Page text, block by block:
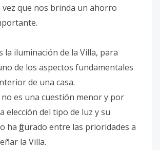
vez que nos brinda un ahorro
la iluminación de la Villa, para
de los aspectos fundamentales
de una casa.
no es una cuestión menor y por
elección del tipo de luz y su
ha figurado entre las prioridades a
la Villa.